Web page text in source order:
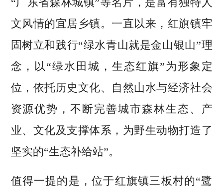
文风情的宜居乡镇。一直以来，红旗镇牢
固树立和践行“绿水青山就是金山银山”理
念，以“绿水田城，生态红旗”为形象定
位，依托历史文化、自然山水与经济社会
资源优势，不断完善城市森林生态、产
业、文化及支撑体系，为野生动物打造了
坚实的“生态补给站”。
值得一提的是，位于红旗镇三板村的“鹭